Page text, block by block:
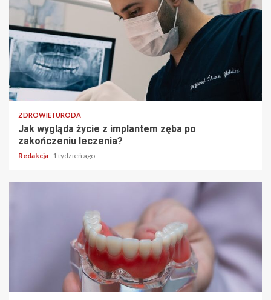
ZDROWIE I URODA
Jak wygląda życie z implantem zęba po
zakończeniu leczenia?
Redakcja 1 tydzień ago